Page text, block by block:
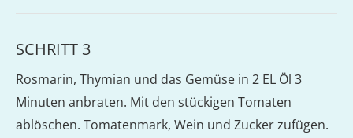
SCHRITT 3
Rosmarin, Thymian und das Gemüse in 2 EL Öl 3
Minuten anbraten. Mit den stückigen Tomaten
ablöschen. Tomatenmark, Wein und Zucker zufügen.